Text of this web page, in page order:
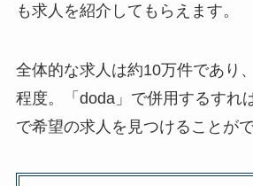
も求人を紹介してもらえます。
全体的な求人は約10万件であり
程度。「doda」で併用するすれ
で希望の求人を見つけることが